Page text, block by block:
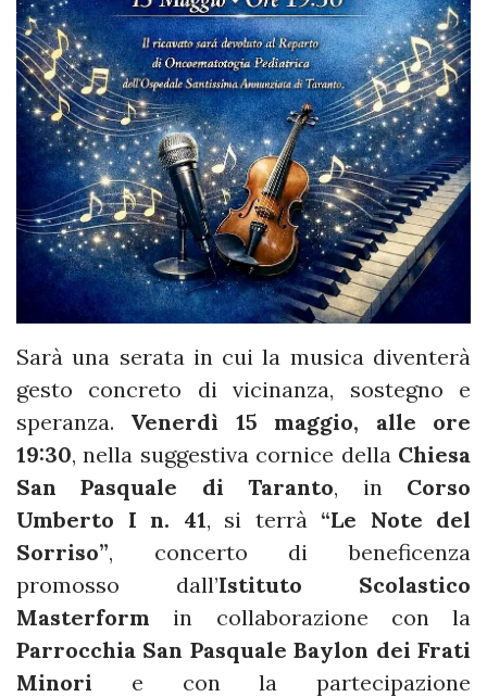
Sarà una serata in cui la musica diventerà
gesto concreto di vicinanza, sostegno e
speranza. Venerdì 15 maggio, alle ore
19:30, nella suggestiva cornice della Chiesa
San Pasquale di Taranto, in Corso
Umberto I n. 41, si terrà “Le Note del
Sorriso”, concerto di beneficenza
promosso dall’Istituto Scolastico
Masterform in collaborazione con la
Parrocchia San Pasquale Baylon dei Frati
Minori e con la partecipazione